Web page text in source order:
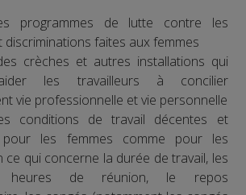
programmes de lutte contre les
discriminations faites aux femmes
crèches et autres installations qui
les travailleurs à concilier
vie professionnelle et vie personnelle
conditions de travail décentes et
pour les femmes comme pour les
ce qui concerne la durée de travail, les
de réunion, le repos